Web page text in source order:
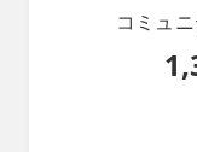
コミュ